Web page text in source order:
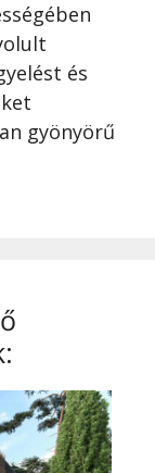
és
gyönyörű